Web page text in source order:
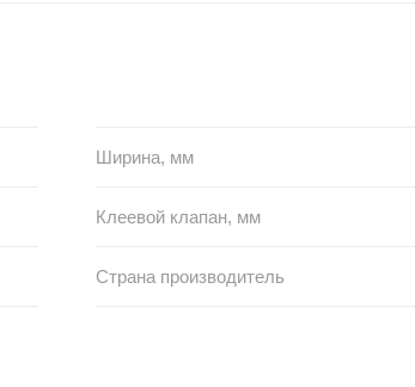
Ширина, мм
Клеевой клапан, мм
Страна производитель